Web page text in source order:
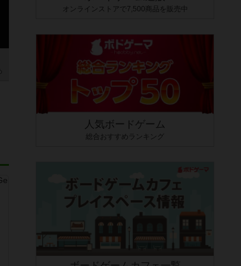
オンラインストアで7,500商品を販売中
人気ボードゲーム
総合おすすめランキング